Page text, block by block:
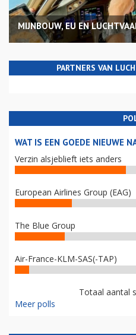
MIJNBOUW, EU EN
PARTNERS VAN
WAT IS EEN GOEDE NIEUWE
Verzin alsjeblieft iets anders
European Airlines Group (EAG)
The Blue Group
Air-France-KLM-SAS(-TAP)
Totaal aantal
Meer polls